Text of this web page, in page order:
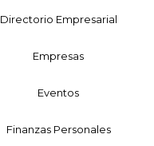
Directorio Empresarial
Empresas
Eventos
Finanzas Personales